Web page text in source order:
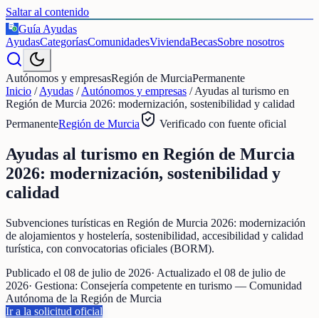
Saltar al contenido
€
Guía Ayudas
AyudasCategoríasComunidadesViviendaBecasSobre nosotros
Autónomos y empresasRegión de MurciaPermanente
Inicio /Ayudas /Autónomos y empresas /Ayudas al turismo en
Región de Murcia 2026: modernización, sostenibilidad y calidad
PermanenteRegión de Murcia Verificado con fuente oficial
Ayudas al turismo en Región de Murcia
2026: modernización, sostenibilidad y
calidad
Subvenciones turísticas en Región de Murcia 2026: modernización
de alojamientos y hostelería, sostenibilidad, accesibilidad y calidad
turística, con convocatorias oficiales (BORM).
Publicado el 08 de julio de 2026· Actualizado el 08 de julio de
2026· Gestiona: Consejería competente en turismo — Comunidad
Autónoma de la Región de Murcia
Ir a la solicitud oficial